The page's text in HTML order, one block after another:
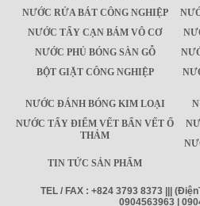
NƯỚC RỬA BÁT CÔNG NGHIỆP
NƯỚC TẨY CẠN BÁM VÔ CƠ
NƯỚC PHỦ BÓNG SÀN GỖ
BỘT GIẶT CÔNG NGHIỆP
NƯỚC ĐÁNH BÓNG KIM LOẠI
NƯỚC TẨY ĐIỂM VẾT BẨN VẾT Ố
THẢM
TIN TỨC SẢN PHẨM
TEL / FAX : +824 3793 8373 |||
0904563963 |